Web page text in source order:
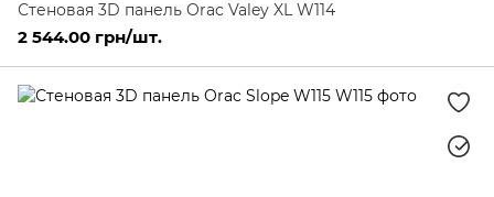
Стеновая 3D панель Orac Valey XL W114
2 544.00 грн/шт.